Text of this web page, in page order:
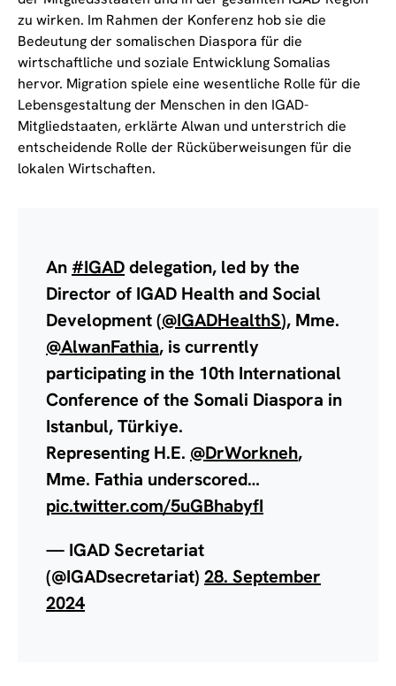
zu wirken. Im Rahmen der Konferenz hob sie die
Bedeutung der somalischen Diaspora für die
wirtschaftliche und soziale Entwicklung Somalias
hervor. Migration spiele eine wesentliche Rolle für die
Lebensgestaltung der Menschen in den IGAD-
Mitgliedstaaten, erklärte Alwan und unterstrich die
entscheidende Rolle der Rücküberweisungen für die
lokalen Wirtschaften.
An #IGADdelegation, led by the
Director of IGAD Health and Social
Development (@IGADHealthS), Mme.
@AlwanFathia, is currently
participating in the 10th International
Conference of the Somali Diaspora in
Istanbul, Türkiye.
Representing H.E. @DrWorkneh,
Mme. Fathia underscored…
pic.twitter.com/5uGBhabyfI
— IGAD Secretariat
(@IGADsecretariat) 28. September
2024